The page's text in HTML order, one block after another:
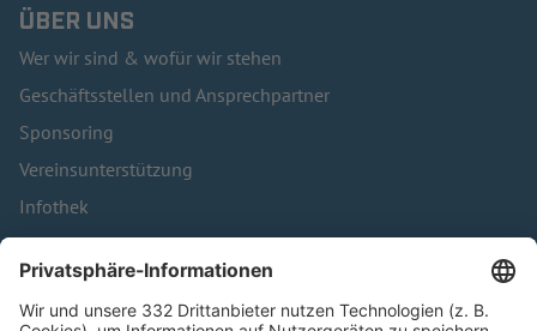
ÜBER UNS
Wer wir sind & wofür wir stehen
Geschäftsstellen und Ansprechpartner
Sponsoring
Vereinsunterstützung
Infothek
Kontakt
HÄUFIG BESUCHTE SEITEN